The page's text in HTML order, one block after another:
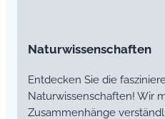
Naturwissenschaften
Entdecken Sie die
Naturwissenschaften! Wir
Zusammenhänge